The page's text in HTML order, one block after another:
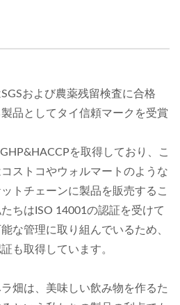
および農薬残留検査に合格
品としてタイ信頼マークを受賞
を取得しており、こ
ストコやウォルマートのような
トチェーンに製品を販売するこ
ちはISO 14001の認証を受けて
な管理に取り組んでいるため、
も取得しています。
畑は、美味しい飲み物を作るた